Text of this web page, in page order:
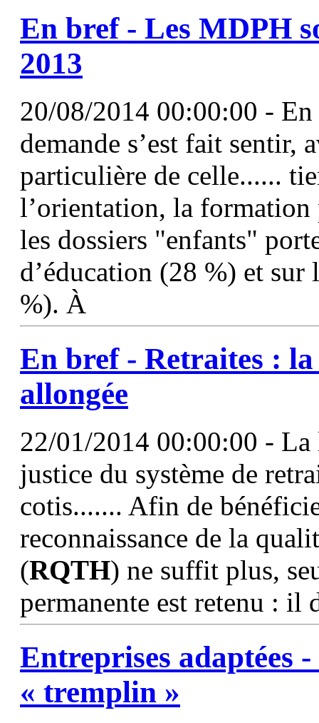
En bref - Les MDPH
2013
20/08/2014 00:00:00 -
demande s’est fait sentir,
particulière de celle......
l’orientation, la
les dossiers "enfants"
d’éducation (28 %) et
%). À
En bref - Retraites :
allongée
22/01/2014 00:00:00 -
justice du système de
cotis....... Afin de
reconnaissance de la
(RQTH) ne suffit plus,
permanente est retenu : il
Entreprises adaptées
« tremplin »